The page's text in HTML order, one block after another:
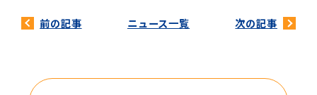
前の記事 ニュース一覧 次の記事